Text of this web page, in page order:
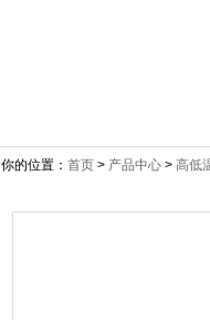
你的位置： 首页 > 产品中心 > 高低